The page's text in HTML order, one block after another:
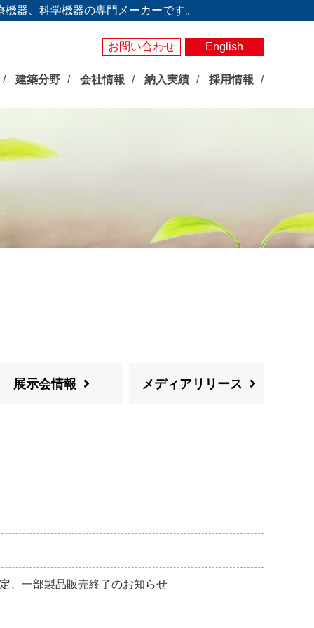
器、科学機器の専門メーカーです。
お問い合わせ English
建築分野 会社情報 納入実績 採用情報
展示会情報 メディアリリース
、一部製品販売終了のお知らせ